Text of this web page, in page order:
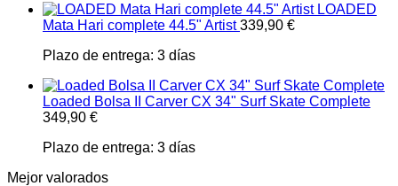
LOADED
Mata Hari complete 44.5" Artist 339,90 €
Plazo de entrega: 3 días
Loaded Bolsa II Carver CX 34" Surf Skate Complete
349,90 €
Plazo de entrega: 3 días
Mejor valorados